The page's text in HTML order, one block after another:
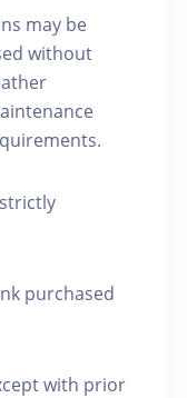
may be
without
purchased
with prior